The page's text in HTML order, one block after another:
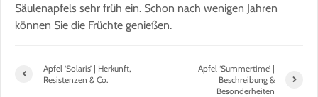
Säulenapfels sehr früh ein. Schon nach wenigen Jahren
können Sie die Früchte genießen.
Apfel ‘Solaris’ | Herkunft,
Resistenzen & Co.
Apfel ‘Summertime’ |
Beschreibung &
Besonderheiten